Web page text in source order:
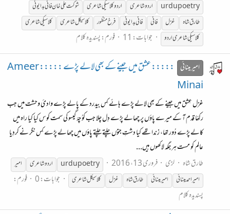
urdupoetry
اردو شاعری اردو کلاسیکی شاعری
شوکت علی خان فانی بدایونی
طارق شاہ
غزل فانی فانی بدایونی فرخ منظور کلاسیکل شاعری
کلاسیکی شاعری
کلاسیکی شاعری اردو
جوابات: 11 فورم:پسندیدہ کلام
امیر مینائی
::::: عشق میں جینے کے بھی لالے پڑے ::::: Ameer
Minai
غزل عِشق میں جینے کے بھی لالے پڑے ہائے کِس بیدرد کے پالے پڑے وادئ وحشت میں جب
رکھّا قدم آ کے میرے پاؤں پر چھالے پڑے دِل چلا جب کوُچۂ گیسو کی سمت کوس کیا کیا راہ میں
کالے پڑے دُور تھا، زندا تھے کیا دشتِ جنوُں چلتے چلتے پاؤں میں چھالے پڑے کِس نگر نے کردِیا
عالم کو مست ہر جگہ لاکھوں ہیں...
طارق شاہ
لڑی فروری 13، 2016 urdupoetry اردو شاعری
امیر
امیر احمد مینائی
امیر مینائی طارق شاہ غزل کلاسیکل شاعری جوابات: 0
فورم:
پسندیدہ کلام